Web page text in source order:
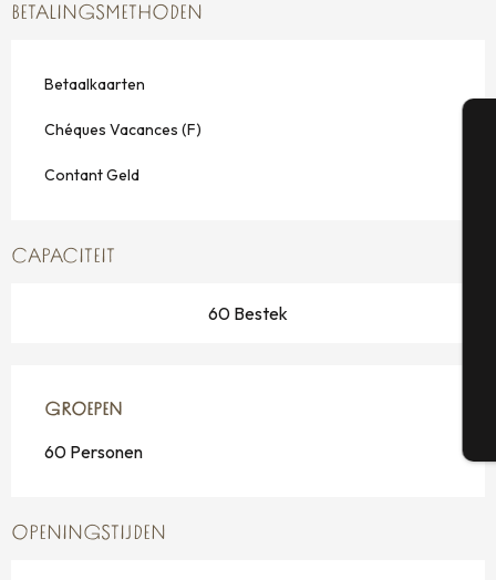
BETALINGSMETHODEN
Betaalkaarten
Chéques Vacances (F)
Contant Geld
CAPACITEIT
60 Bestek
GROEPEN
GROEPEN
60 Personen
OPENINGSTIJDEN